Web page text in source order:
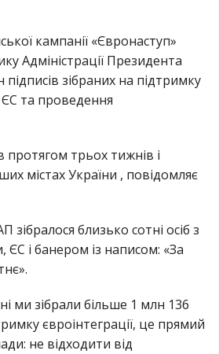
кампанії «Євронаступ»
Адміністрації Президента
зібраних на підтримку
ЄС та проведення
протягом трьох тижнів і
містах України , повідомляє
зібралося близько сотні осіб з
ЄС і банером із написом: «За
ми зібрали більше 1 млн 136
євроінтеграції, це прямий
не відходити від